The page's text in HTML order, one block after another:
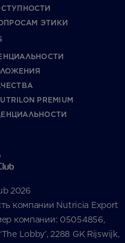
ЭТИКИ
PREMIUM
2026
компании Nutricia Export
компании: 05054856,
Lobby’, 2288 GK Rijswijk,